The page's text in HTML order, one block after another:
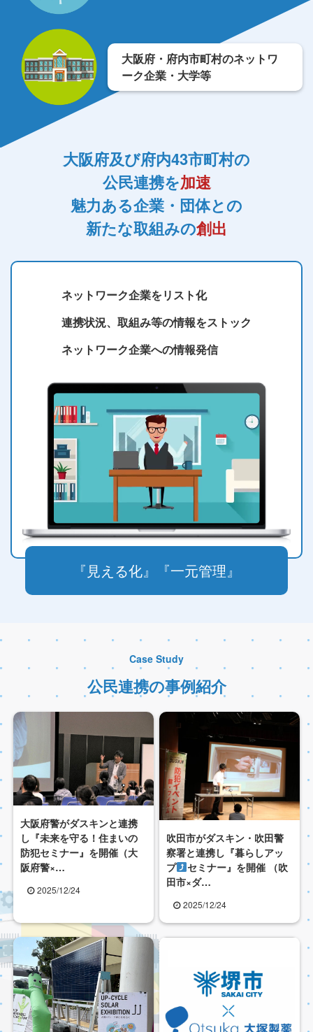
大阪府・府内市町村のネットワ
ーク企業・大学等
大阪府及び府内43市町村の
公⺠連携を加速
魅力ある企業・団体との
新たな取組みの創出
ネットワーク企業をリスト化
連携状況、取組み等の情報をストック
ネットワーク企業への情報発信
『⾒える化』『⼀元管理』
Case Study
公民連携の事例紹介
大阪府警がダスキンと連携
し『未来を守る！住まいの
防犯セミナー』を開催（大
阪府警×…
2025/12/24
吹田市がダスキン・吹田警
察署と連携し『暮らしアッ
プ
セミナー』を開催 （吹
田市×ダ…
2025/12/24